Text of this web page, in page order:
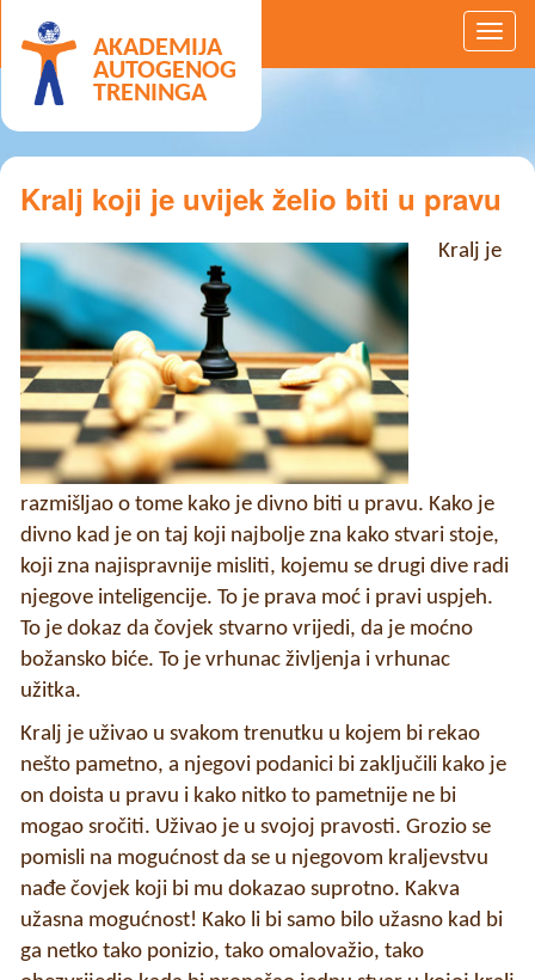
AKADEMIJA
AUTOGENOG
TRENINGA
Kralj koji je uvijek želio biti u pravu
Kralj je
razmišljao o tome kako je divno biti u pravu. Kako je
divno kad je on taj koji najbolje zna kako stvari stoje,
koji zna najispravnije misliti, kojemu se drugi dive radi
njegove inteligencije. To je prava moć i pravi uspjeh.
To je dokaz da čovjek stvarno vrijedi, da je moćno
božansko biće. To je vrhunac življenja i vrhunac
užitka.
Kralj je uživao u svakom trenutku u kojem bi rekao
nešto pametno, a njegovi podanici bi zaključili kako je
on doista u pravu i kako nitko to pametnije ne bi
mogao sročiti. Uživao je u svojoj pravosti. Grozio se
pomisli na mogućnost da se u njegovom kraljevstvu
nađe čovjek koji bi mu dokazao suprotno. Kakva
užasna mogućnost! Kako li bi samo bilo užasno kad bi
ga netko tako ponizio, tako omalovažio, tako